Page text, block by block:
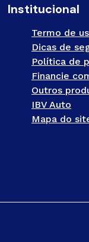
Institucional
Termo de
Dicas de
Política de
Financie
Outros
IBV Auto
Mapa do